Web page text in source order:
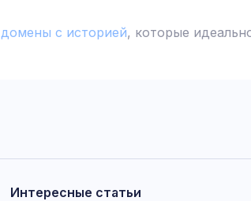
домены с историей, которые
Интересные статьи